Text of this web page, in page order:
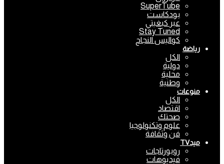
SuperTube
بودكاست
عبر كبغيتي
Stay Tuned
كواليس النجاح
رياضة
الكل
دولية
محلية
وطنية
منوعات
الكل
اقتصاد
صحتك
علوم وتكنولوجيا
فن وثقافة
ميدTV
روبورتاجات
فيديوهات